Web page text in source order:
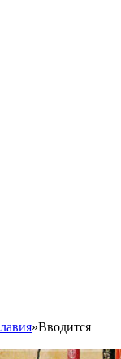
»Вводится